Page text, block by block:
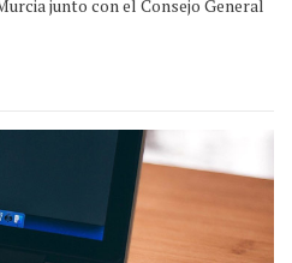
junto con el Consejo General